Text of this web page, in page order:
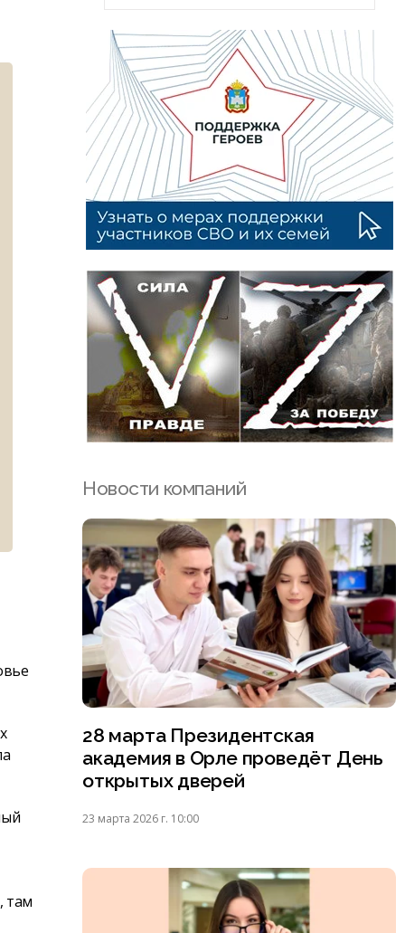
там
Новости компаний
28 марта Президентская
академия в Орле проведёт День
открытых дверей
23 марта 2026 г. 10:00